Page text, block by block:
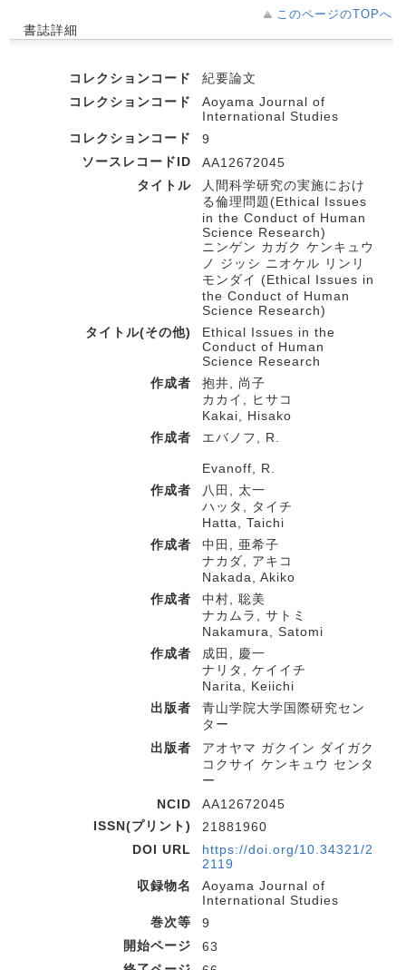
このページのTOPへ
書誌詳細
コレクションコード
紀要論文
コレクションコード
Aoyama Journal of
International Studies
コレクションコード
9
ソースレコードID
AA12672045
タイトル
人間科学研究の実施におけ
る倫理問題(Ethical Issues
in the Conduct of Human
Science Research)
ニンゲン カガク ケンキュウ
ノ ジッシ ニオケル リンリ
モンダイ (Ethical Issues in
the Conduct of Human
Science Research)
タイトル(その他)
Ethical Issues in the
Conduct of Human
Science Research
作成者
抱井, 尚子
カカイ, ヒサコ
Kakai, Hisako
作成者
エバノフ, R.
Evanoff, R.
作成者
八田, 太一
ハッタ, タイチ
Hatta, Taichi
作成者
中田, 亜希子
ナカダ, アキコ
Nakada, Akiko
作成者
中村, 聡美
ナカムラ, サトミ
Nakamura, Satomi
作成者
成田, 慶一
ナリタ, ケイイチ
Narita, Keiichi
出版者
青山学院大学国際研究セン
ター
出版者
アオヤマ ガクイン ダイガク
コクサイ ケンキュウ センタ
ー
NCID
AA12672045
ISSN(プリント)
21881960
DOI URL
https://doi.org/10.34321/2
2119
収録物名
Aoyama Journal of
International Studies
巻次等
9
開始ページ
63